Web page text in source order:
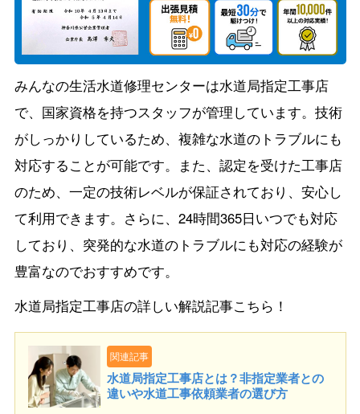
みんなの生活水道修理センターは水道局指定工事店
で、国家資格を持つスタッフが管理しています。技術
がしっかりしているため、複雑な水道のトラブルにも
対応することが可能です。また、認定を受けた工事店
のため、一定の技術レベルが保証されており、安心し
て利用できます。さらに、24時間365日いつでも対応
しており、突発的な水道のトラブルにも対応の経験が
豊富なのでおすすめです。
水道局指定工事店の詳しい解説記事こちら！
関連記事
水道局指定工事店とは？非指定業者との
違いや水道工事依頼業者の選び方